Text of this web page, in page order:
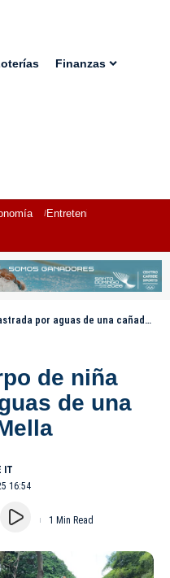
Finanzas
Entretenimiento
aguas de una cañada en Villa Mella
de niña
de una
16:54
1 Min Read